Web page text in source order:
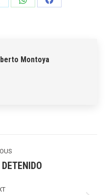
Share
Share
Montoya